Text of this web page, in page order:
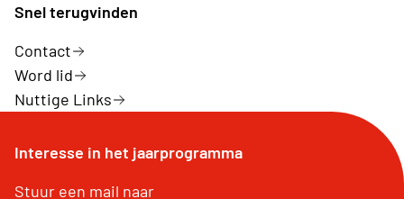
Snel terugvinden
Contact
Word lid
Nuttige Links
Interesse in het jaarprogramma
Stuur een mail naar